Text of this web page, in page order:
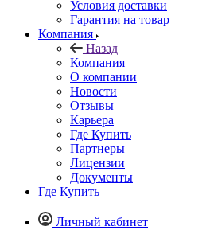
Условия доставки
Гарантия на товар
Компания
Назад
Компания
О компании
Новости
Отзывы
Карьера
Где Купить
Партнеры
Лицензии
Документы
Где Купить
Личный кабинет